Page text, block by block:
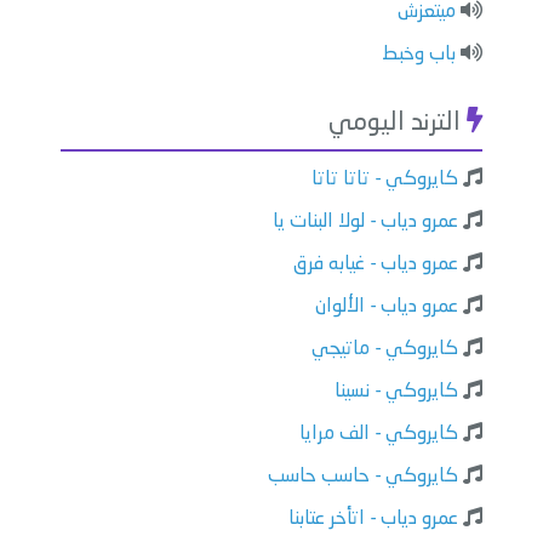
ميتعزش
باب وخبط
الترند اليومي
كايروكي - تاتا تاتا
عمرو دياب - لولا البنات يا
عمرو دياب - غيابه فرق
عمرو دياب - الألوان
كايروكي - ماتيجي
كايروكي - نسينا
كايروكي - الف مرايا
كايروكي - حاسب حاسب
عمرو دياب - اتأخر عتابنا